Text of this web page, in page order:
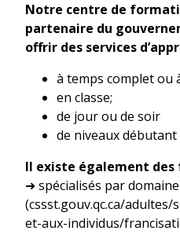
Notre centre de
partenaire du
offrir des services
à temps complet ou
en classe;
de jour ou de soir
de niveaux débutant
Il existe également des
➜ spécialisés par domaine
(cssst.gouv.qc.ca/
et-aux-individus/